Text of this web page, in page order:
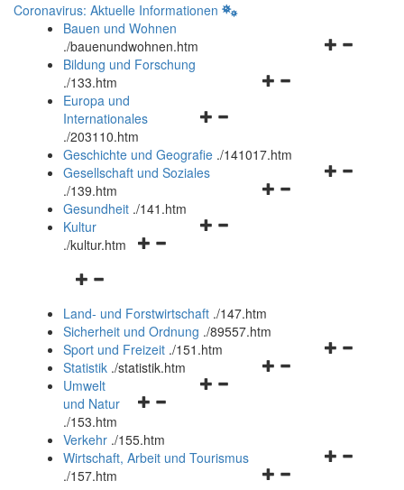
Coronavirus: Aktuelle Informationen
Bauen und Wohnen
./bauenundwohnen.htm
Navigationsmenü
Bildung und Forschung
./133.htm
Navigationsmenü
und
schließen
Europa und
Internationales
./203110.htm
Geschichte und Geografie ./141017.htm
Navigationsmenü
Gesellschaft und Soziales
./139.htm
Navigationsmenü
Gesundheit ./141.htm
Navigationsmenü
Kultur
./kultur.htm
Navigationsmenü
und
schließen
Land- und Forstwirtschaft ./147.htm
Sicherheit und Ordnung ./89557.htm
Navigationsmenü
Sport und Freizeit ./151.htm
Navigationsmenü
Statistik ./statistik.htm
Navigationsmenü
und
schließen
Umwelt
und Natur
./153.htm
Verkehr ./155.htm
Navigationsmenü
Wirtschaft, Arbeit und Tourismus
./157.htm